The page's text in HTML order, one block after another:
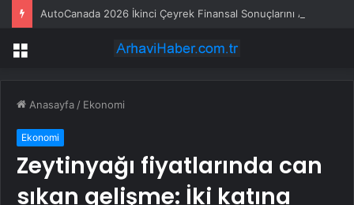
Menü
Anasayfa / Ekonomi
Ekonomi
Zeytinyağı fiyatlarında can
sıkan gelişme: İki katına